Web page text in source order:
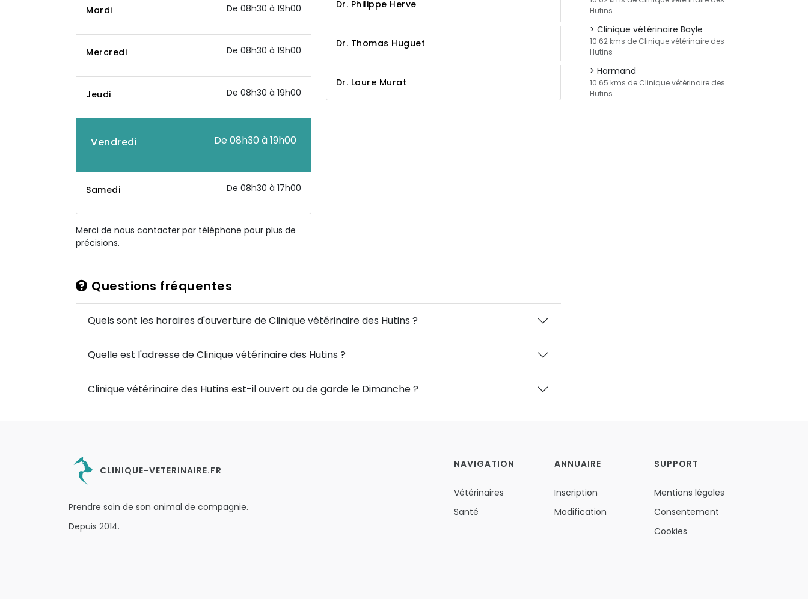
Mardi De 08h30 à 19h00
Mercredi De 08h30 à 19h00
Jeudi De 08h30 à 19h00
Vendredi De 08h30 à 19h00
Samedi De 08h30 à 17h00
Merci de nous contacter par téléphone pour plus de
précisions.
Dr. Philippe Herve
Dr. Thomas Huguet
Dr. Laure Murat
Questions fréquentes
Quels sont les horaires d'ouverture de Clinique vétérinaire des Hutins ?
Quelle est l'adresse de Clinique vétérinaire des Hutins ?
Clinique vétérinaire des Hutins est-il ouvert ou de garde le Dimanche ?
Hutins
Clinique vétérinaire Bayle
10.62 kms de Clinique vétérinaire des
Hutins
Harmand
10.65 kms de Clinique vétérinaire des
Hutins
CLINIQUE-VETERINAIRE.FR
Prendre soin de son animal de compagnie.
Depuis 2014.
NAVIGATION
Vétérinaires
Santé
ANNUAIRE
Inscription
Modification
SUPPORT
Mentions légales
Consentement
Cookies